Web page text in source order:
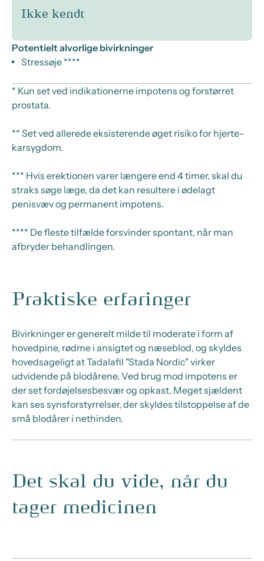
Ikke kendt
Potentielt alvorlige bivirkninger
Stressøje ****
* Kun set ved indikationerne impotens og forstørret
prostata.
** Set ved allerede eksisterende øget risiko for hjerte-
karsygdom.
*** Hvis erektionen varer længere end 4 timer, skal du
straks søge læge, da det kan resultere i ødelagt
penisvæv og permanent impotens.
**** De fleste tilfælde forsvinder spontant, når man
afbryder behandlingen.
Praktiske erfaringer
Bivirkninger er generelt milde til moderate i form af
hovedpine, rødme i ansigtet og næseblod, og skyldes
hovedsageligt at Tadalafil "Stada Nordic" virker
udvidende på blodårene. Ved brug mod impotens er
der set fordøjelsesbesvær og opkast. Meget sjældent
kan ses synsforstyrrelser, der skyldes tilstoppelse af de
små blodårer i nethinden.
Det skal du vide, når du
tager medicinen